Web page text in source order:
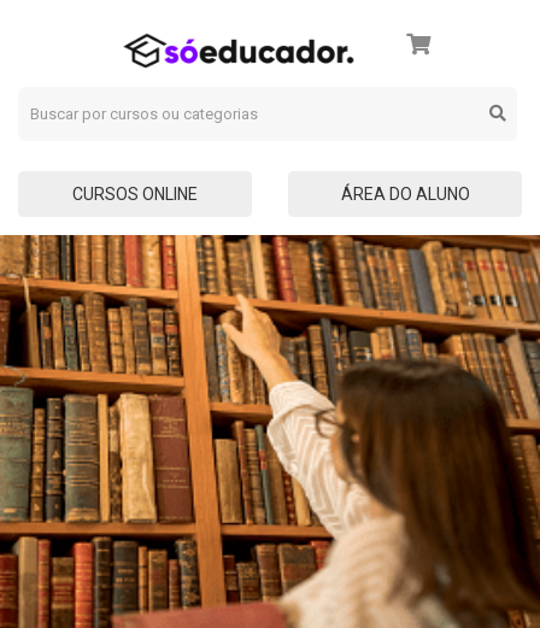
CURSOS ONLINE ÁREA DO ALUNO